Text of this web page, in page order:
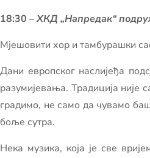
18:30 –ХКД „Напредак“
Мјешовити хор и тамбурашки
Дани европског наслијеђа
разумијевања. Традиција није
градимо, не само да чувамо
боље сутра.
Нека музика, која је све